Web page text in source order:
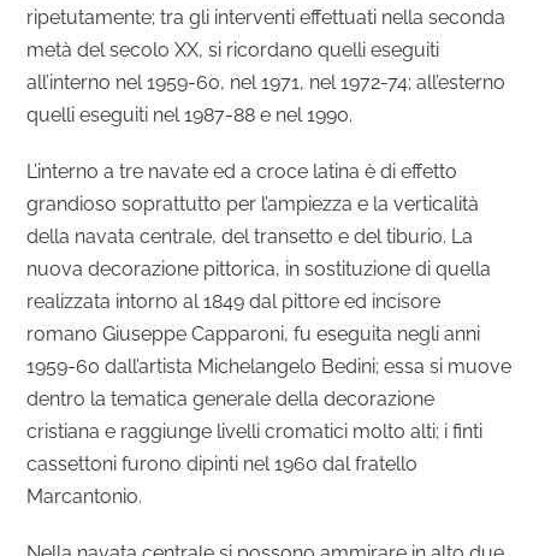
ripetutamente; tra gli interventi effettuati nella seconda
metà del secolo XX, si ricordano quelli eseguiti
all’interno nel 1959-60, nel 1971, nel 1972-74; all’esterno
quelli eseguiti nel 1987-88 e nel 1990.
L’interno a tre navate ed a croce latina è di effetto
grandioso soprattutto per l’ampiezza e la verticalità
della navata centrale, del transetto e del tiburio. La
nuova decorazione pittorica, in sostituzione di quella
realizzata intorno al 1849 dal pittore ed incisore
romano Giuseppe Capparoni, fu eseguita negli anni
1959-60 dall’artista Michelangelo Bedini; essa si muove
dentro la tematica generale della decorazione
cristiana e raggiunge livelli cromatici molto alti; i finti
cassettoni furono dipinti nel 1960 dal fratello
Marcantonio.